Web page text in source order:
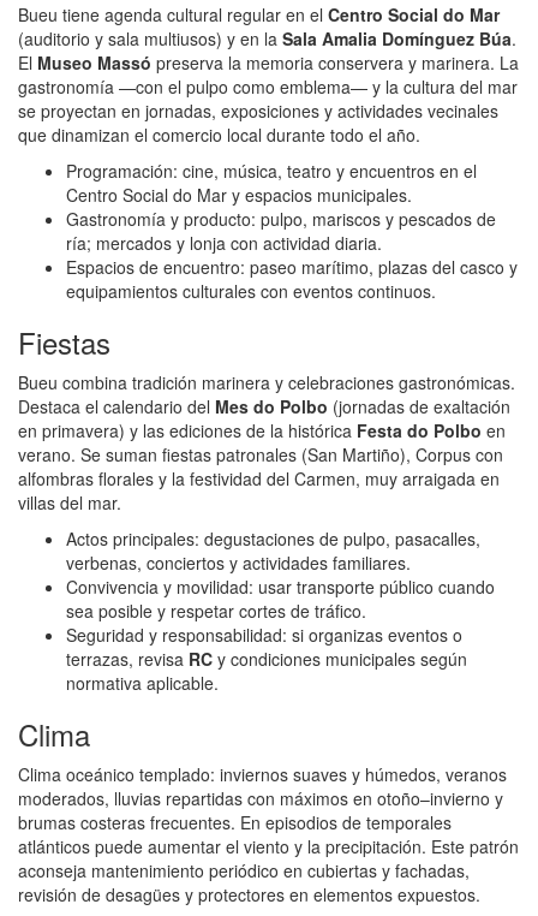
Bueu tiene agenda cultural regular en el Centro Social do Mar
(auditorio y sala multiusos) y en la Sala Amalia Domínguez Búa.
El Museo Massó preserva la memoria conservera y marinera. La
gastronomía —con el pulpo como emblema— y la cultura del mar
se proyectan en jornadas, exposiciones y actividades vecinales
que dinamizan el comercio local durante todo el año.
Programación: cine, música, teatro y encuentros en el
Centro Social do Mar y espacios municipales.
Gastronomía y producto: pulpo, mariscos y pescados de
ría; mercados y lonja con actividad diaria.
Espacios de encuentro: paseo marítimo, plazas del casco y
equipamientos culturales con eventos continuos.
Fiestas
Bueu combina tradición marinera y celebraciones gastronómicas.
Destaca el calendario del Mes do Polbo (jornadas de exaltación
en primavera) y las ediciones de la histórica Festa do Polbo en
verano. Se suman fiestas patronales (San Martiño), Corpus con
alfombras florales y la festividad del Carmen, muy arraigada en
villas del mar.
Actos principales: degustaciones de pulpo, pasacalles,
verbenas, conciertos y actividades familiares.
Convivencia y movilidad: usar transporte público cuando
sea posible y respetar cortes de tráfico.
Seguridad y responsabilidad: si organizas eventos o
terrazas, revisa RC y condiciones municipales según
normativa aplicable.
Clima
Clima oceánico templado: inviernos suaves y húmedos, veranos
moderados, lluvias repartidas con máximos en otoño–invierno y
brumas costeras frecuentes. En episodios de temporales
atlánticos puede aumentar el viento y la precipitación. Este patrón
aconseja mantenimiento periódico en cubiertas y fachadas,
revisión de desagües y protectores en elementos expuestos.